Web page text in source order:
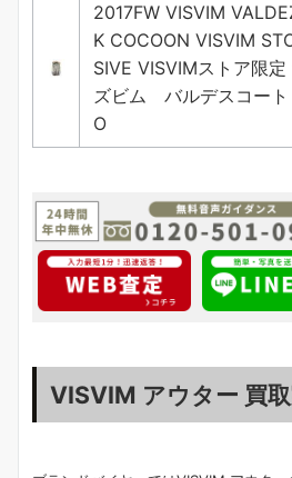
2017FW VISVIM
K COCOON VISVIM
SIVE VISVIMストア限
ズビム バルデスコート
O
VISVIM アウター 買